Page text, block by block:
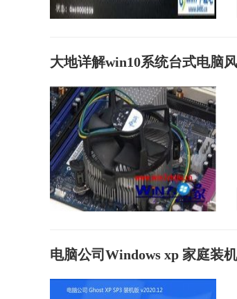
大地详解win10系统台式电脑
电脑公司Windows xp 家庭装